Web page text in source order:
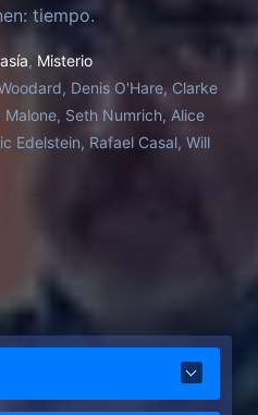
tiempo.
, Misterio
Denis O'Hare, Clarke
Seth Numrich, Alice
Edelstein, Rafael Casal, Will